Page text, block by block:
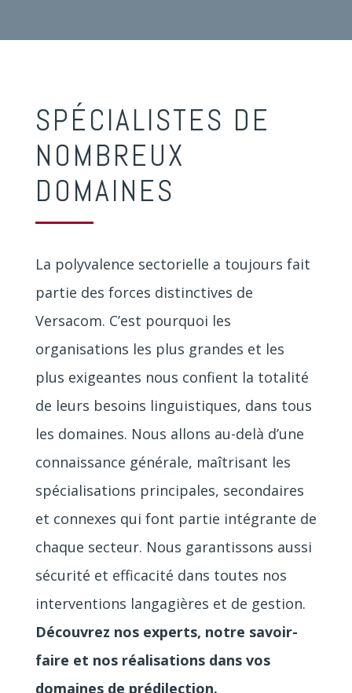
SPÉCIALISTES DE
NOMBREUX
DOMAINES
La polyvalence sectorielle a toujours fait
partie des forces distinctives de
Versacom. C’est pourquoi les
organisations les plus grandes et les
plus exigeantes nous confient la totalité
de leurs besoins linguistiques, dans tous
les domaines. Nous allons au-delà d’une
connaissance générale, maîtrisant les
spécialisations principales, secondaires
et connexes qui font partie intégrante de
chaque secteur. Nous garantissons aussi
sécurité et efficacité dans toutes nos
interventions langagières et de gestion.
Découvrez nos experts, notre savoir-
faire et nos réalisations dans vos
domaines de prédilection.